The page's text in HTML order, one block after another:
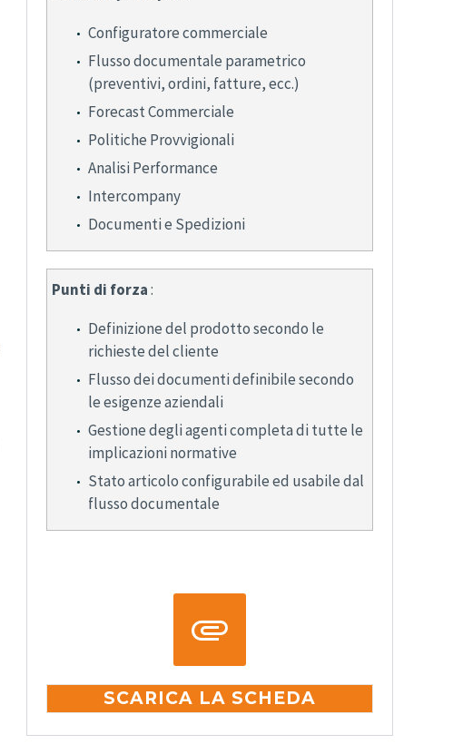
Configuratore commerciale
Flusso documentale parametrico
(preventivi, ordini, fatture, ecc.)
Forecast Commerciale
Politiche Provvigionali
Analisi Performance
Intercompany
Documenti e Spedizioni
Punti di forza:
Definizione del prodotto secondo le
richieste del cliente
Flusso dei documenti definibile secondo
le esigenze aziendali
Gestione degli agenti completa di tutte le
implicazioni normative
Stato articolo configurabile ed usabile dal
flusso documentale


SCARICA LA SCHEDA